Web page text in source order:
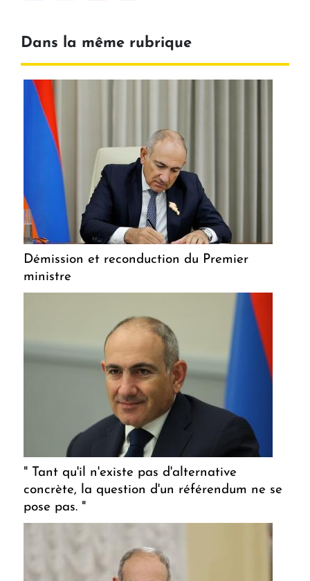
Dans la même rubrique
Démission et reconduction du Premier
ministre
" Tant qu'il n'existe pas d'alternative
concrète, la question d'un référendum ne se
pose pas. "